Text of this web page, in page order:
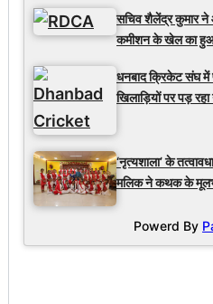
सचिव शैलेंद्र कुमार ने
कमीशन के खेल का
धनबाद क्रिकेट संघ में
खिलाड़ियों पर पड़
‘नृत्यशाला’ के
मलिक ने कथक के
Powerd By